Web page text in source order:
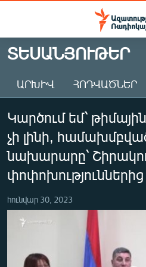
Մատչելիության
Անցնել
հիմնական
Անցնել
հիմնական
մենյուին
Որոնում
ԱԶԱՏՈՒԹՅՈՒՆ TV
ՀԱՅԱՍՏԱՆ
ԸՆՏՐՈՒԹՅՈՒՆՆԵՐ 2026
ԻՐԱՎՈՒՆՔ
ՀԱՍԱՐԱԿՈՒԹՅՈՒՆ
ՂԱՐԱԲԱՂ
ՊԱՏԵՐԱԶՄԻ 6 ՇԱԲԱԹՆԵՐԸ
ՏԱՐԱԾԱՇՐՋԱՆ
ՏԵՍԱՆՅՈՒԹԵՐ
ԱՐԽԻՎ ՀՈԴՎԱԾՆԵՐ
Կարծում եմ՝
չի լինի,
նախարարը՝
փոփոխություններից
հունվար 30, 2023